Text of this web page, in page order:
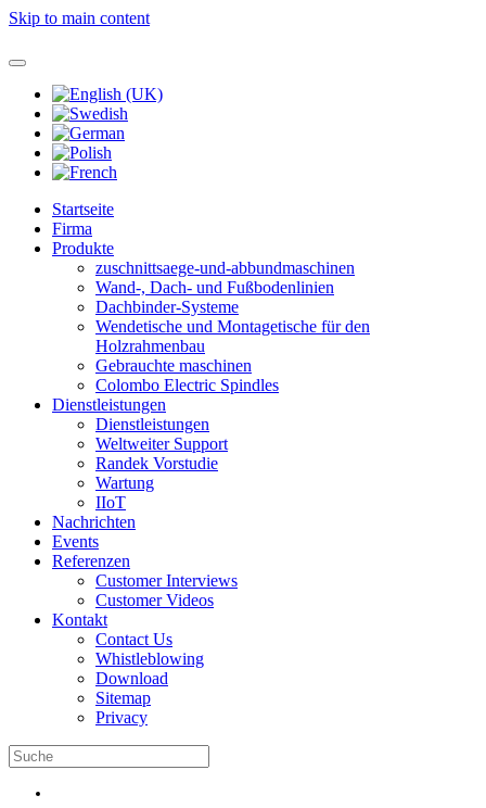
Skip to main content
Startseite
Firma
Produkte
zuschnittsaege-und-abbundmaschinen
Wand-, Dach- und Fußbodenlinien
Dachbinder-Systeme
Wendetische und Montagetische für den
Holzrahmenbau
Gebrauchte maschinen
Colombo Electric Spindles
Dienstleistungen
Dienstleistungen
Weltweiter Support
Randek Vorstudie
Wartung
IIoT
Nachrichten
Events
Referenzen
Customer Interviews
Customer Videos
Kontakt
Contact Us
Whistleblowing
Download
Sitemap
Privacy